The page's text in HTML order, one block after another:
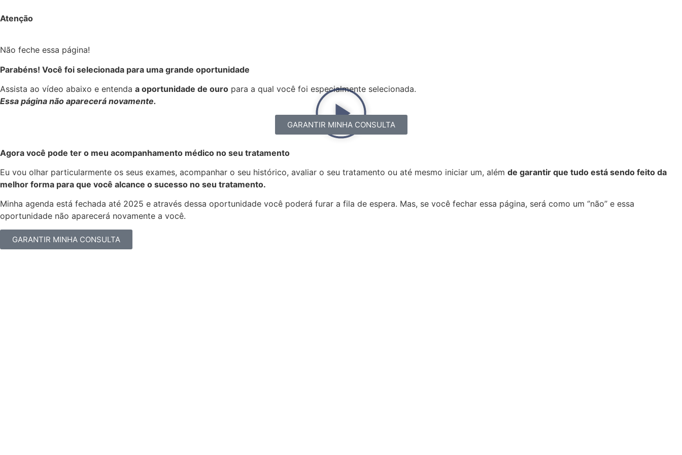
Atenção
Não feche essa página!
Parabéns! Você foi selecionada para uma grande oportunidade
Assista ao vídeo abaixo e entenda a oportunidade de ouro para a qual você foi especialmente selecionada.
Essa página não aparecerá novamente.
GARANTIR MINHA CONSULTA
Agora você pode ter o meu acompanhamento médico no seu tratamento
Eu vou olhar particularmente os seus exames, acompanhar o seu histórico, avaliar o seu tratamento ou até mesmo iniciar um, além de garantir que tudo está sendo feito da
melhor forma para que você alcance o sucesso no seu tratamento.
Minha agenda está fechada até 2025 e através dessa oportunidade você poderá furar a fila de espera. Mas, se você fechar essa página, será como um ‘’não’’ e essa
oportunidade não aparecerá novamente a você.
GARANTIR MINHA CONSULTA